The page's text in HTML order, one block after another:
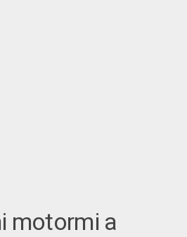
motormi a